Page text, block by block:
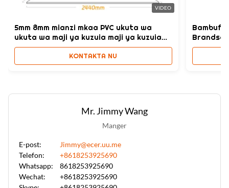
VIDEO
5mm 8mm mianzi mkaa PVC ukuta wa
ukuta wa maji ya kuzuia maji ya kuzuia
maji
KONTAKTA NU
Mr. Jimmy Wang
Manger
E-post:
Jimmy@ecer.uu.me
Telefon:
+8618253925690
Whatsapp:
8618253925690
Wechat:
+8618253925690